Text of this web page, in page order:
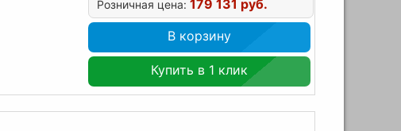
Розничная цена: 179 131 руб.
В корзину
Купить в 1 клик